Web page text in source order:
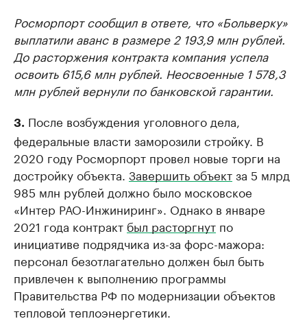
Росморпорт сообщил в ответе, что «Больверку»
выплатили аванс в размере 2 193,9 млн рублей.
До расторжения контракта компания успела
освоить 615,6 млн рублей. Неосвоенные 1 578,3
млн рублей вернули по банковской гарантии.
3. После возбуждения уголовного дела,
федеральные власти заморозили стройку. В
2020 году Росморпорт провел новые торги на
достройку объекта. Завершить объектза 5 млрд
985 млн рублей должно было московское
«Интер РАО-Инжиниринг». Однако в январе
2021 года контракт был расторгнут по
инициативе подрядчика из-за форс-мажора:
персонал безотлагательно должен был быть
привлечен к выполнению программы
Правительства РФ по модернизации объектов
тепловой теплоэнергетики.